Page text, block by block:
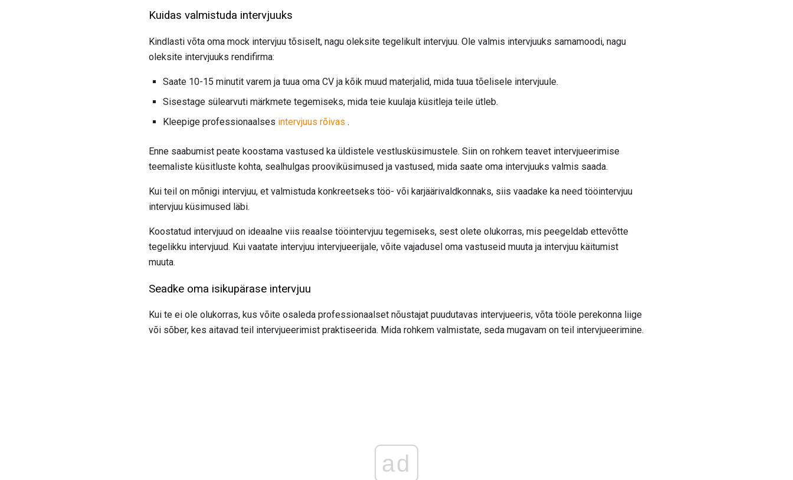
Kuidas valmistuda intervjuuks
Kindlasti võta oma mock intervjuu tõsiselt, nagu oleksite tegelikult intervjuu. Ole valmis intervjuuks samamoodi, nagu
oleksite intervjuuks rendifirma:
Saate 10-15 minutit varem ja tuua oma CV ja kõik muud materjalid, mida tuua tõelisele intervjuule.
Sisestage sülearvuti märkmete tegemiseks, mida teie kuulaja küsitleja teile ütleb.
Kleepige professionaalses intervjuus rõivas .
Enne saabumist peate koostama vastused ka üldistele vestlusküsimustele. Siin on rohkem teavet intervjueerimise
teemaliste küsitluste kohta, sealhulgas prooviküsimused ja vastused, mida saate oma intervjuuks valmis saada.
Kui teil on mõnigi intervjuu, et valmistuda konkreetseks töö- või karjäärivaldkonnaks, siis vaadake ka need tööintervjuu
intervjuu küsimused läbi.
Koostatud intervjuud on ideaalne viis reaalse tööintervjuu tegemiseks, sest olete olukorras, mis peegeldab ettevõtte
tegelikku intervjuud. Kui vaatate intervjuu intervjueerijale, võite vajadusel oma vastuseid muuta ja intervjuu käitumist
muuta.
Seadke oma isikupärase intervjuu
Kui te ei ole olukorras, kus võite osaleda professionaalset nõustajat puudutavas intervjueeris, võta tööle perekonna liige
või sõber, kes aitavad teil intervjueerimist praktiseerida. Mida rohkem valmistate, seda mugavam on teil intervjueerimine.
ad